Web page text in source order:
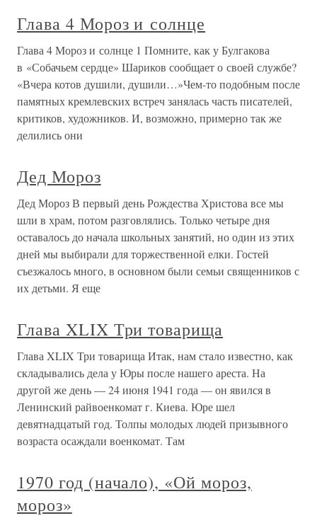
Глава 4 Мороз и солнце
Глава 4 Мороз и солнце 1 Помните, как у Булгакова
в «Собачьем сердце» Шариков сообщает о своей службе?
«Вчера котов душили, душили…»Чем-то подобным после
памятных кремлевских встреч занялась часть писателей,
критиков, художников. И, возможно, примерно так же
делились они
Дед Мороз
Дед Мороз В первый день Рождества Христова все мы
шли в храм, потом разговлялись. Только четыре дня
оставалось до начала школьных занятий, но один из этих
дней мы выбирали для торжественной елки. Гостей
съезжалось много, в основном были семьи священников с
их детьми. Я еще
Глава XLIX Три товарища
Глава XLIX Три товарища Итак, нам стало известно, как
складывались дела у Юры после нашего ареста. На
другой же день — 24 июня 1941 года — он явился в
Ленинский райвоенкомат г. Киева. Юре шел
девятнадцатый год. Толпы молодых людей призывного
возраста осаждали военкомат. Там
1970 год (начало), «Ой мороз,
мороз»